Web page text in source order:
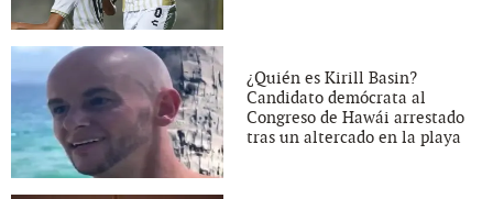
¿Quién es Kirill Basin?
Candidato demócrata al
Congreso de Hawái arrestado
tras un altercado en la playa